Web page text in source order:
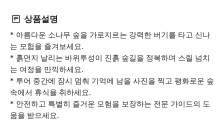
상품설명
* 아름다운 소나무 숲을 가로지르는 강력한 버기를 타고 신나
는 모험을 즐겨보세요.
* 흙먼지 날리는 바위투성이 진흙 숲길을 정복하며 스릴 넘치
는 여정을 만끽하세요.
* 투어 중간에 잠시 멈춰 기억에 남을 사진을 찍고 평화로운 숲
속에서 휴식을 취하세요.
* 안전하고 특별히 즐거운 모험을 보장하는 전문 가이드의 도
움을 받으세요.